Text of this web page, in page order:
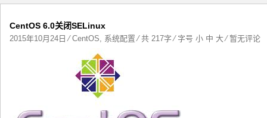
test
CentOS 6.0关闭SELinux
2015年10月24日 ⁄CentOS, 系统配置⁄ 共 217字 ⁄ 字号 小 中 大 ⁄暂无评论